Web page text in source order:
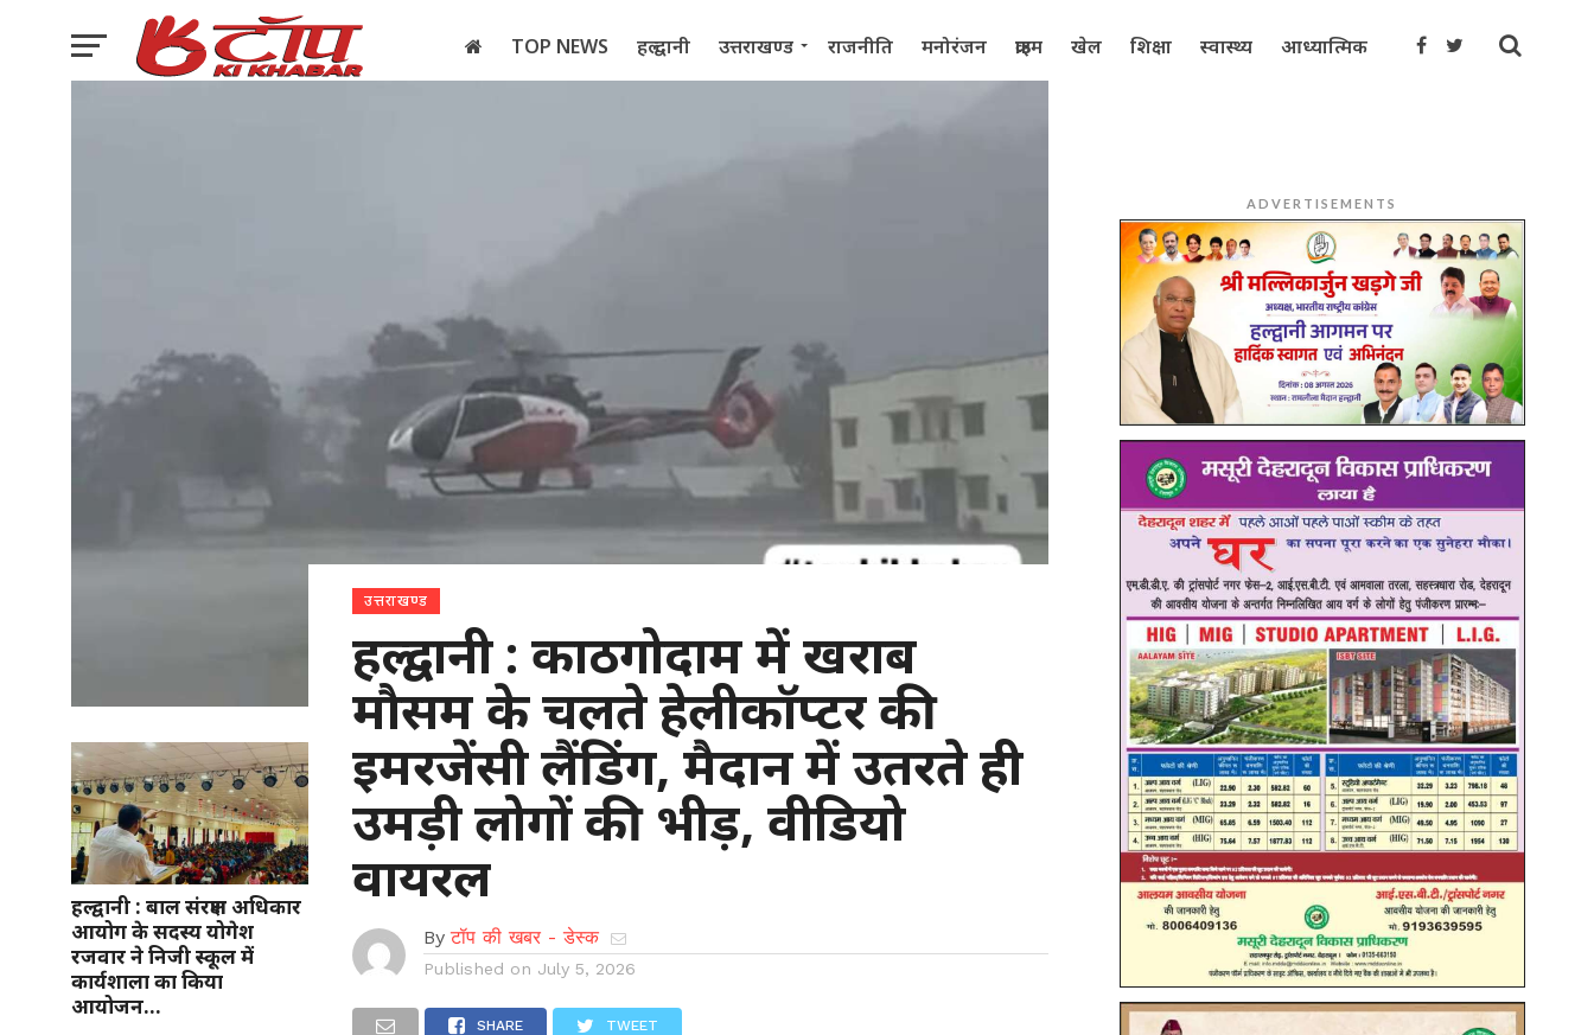
TOP NEWS हल्द्वानी उत्तराखण्ड राजनीति मनोरंजन क्राइम खेल शिक्षा स्वास्थ्य आध्यात्मिक
हल्द्वानी : बाल संरक्षण अधिकार
आयोग के सदस्य योगेश
रजवार ने निजी स्कूल में
कार्यशाला का किया
आयोजन…
उत्तराखण्ड
हल्द्वानी : काठगोदाम में खराब
मौसम के चलते हेलीकॉप्टर की
इमरजेंसी लैंडिंग, मैदान में उतरते ही
उमड़ी लोगों की भीड़, वीडियो
वायरल
By टॉप की खबर - डेस्क
Published on July 5, 2026
SHARE TWEET
ADVERTISEMENTS